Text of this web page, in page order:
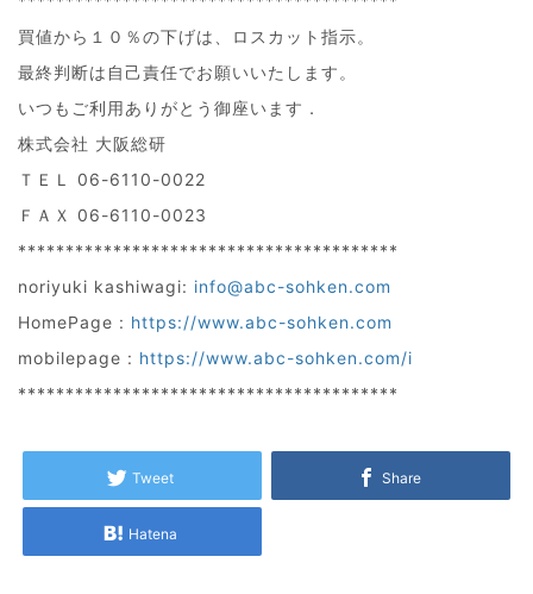
買値から１０％の下げは、ロスカット指示。
最終判断は自己責任でお願いいたします。
いつもご利用ありがとう御座います．
株式会社 大阪総研
ＴＥＬ 06-6110-0022
ＦＡＸ 06-6110-0023
****************************************
noriyuki kashiwagi: info@abc-sohken.com
HomePage : https://www.abc-sohken.com
mobilepage : https://www.abc-sohken.com/i
****************************************
Tweet Share
Hatena